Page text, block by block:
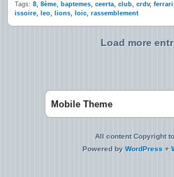
Tags: 8, 8ème, baptemes, ceerta, club, crdv, ferrari,
issoire, leo, lions, loic, rassemblement
Load more
Mobile Theme
All content Copyright
Powered by WordPress +